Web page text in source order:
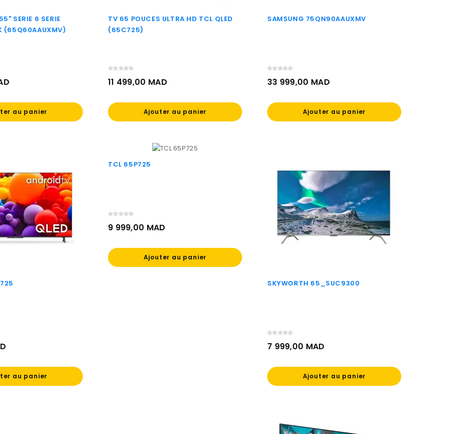
SERIE 6 SERIE
(65Q60AAUXMV)
au panier
TV 65 POUCES ULTRA HD TCL QLED
(65C725)
11 499,00 MAD
Ajouter au panier
SAMSUNG 75QN90AAUXMV
33 999,00 MAD
Ajouter au panier
au panier
TCL 65P725
9 999,00 MAD
Ajouter au panier
SKYWORTH 65_SUC9300
7 999,00 MAD
Ajouter au panier